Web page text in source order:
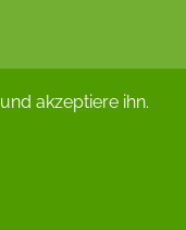
akzeptiere ihn.